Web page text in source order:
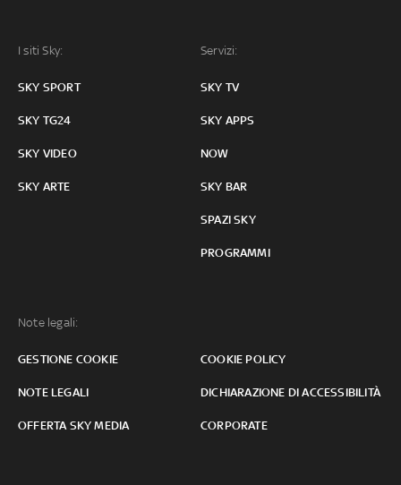
I siti Sky:
SKY SPORT
SKY TG24
SKY VIDEO
SKY ARTE
Servizi:
SKY TV
SKY APPS
NOW
SKY BAR
SPAZI SKY
PROGRAMMI
Note legali:
GESTIONE COOKIE COOKIE POLICY
NOTE LEGALI DICHIARAZIONE DI ACCESSIBILITÀ
OFFERTA SKY MEDIA CORPORATE